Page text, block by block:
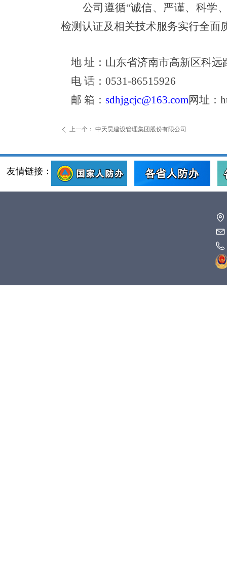
ꄴ 上一个： 中天昊建设管理集团股份有限公司
公司 遵循“诚信、严谨、科学
检测认证及相关技术服务实行全面
地 址：山东省济南市高新区科远
电 话：0531-86515926
邮 箱： sdhjgcjc@163.com网址：
友情链接：